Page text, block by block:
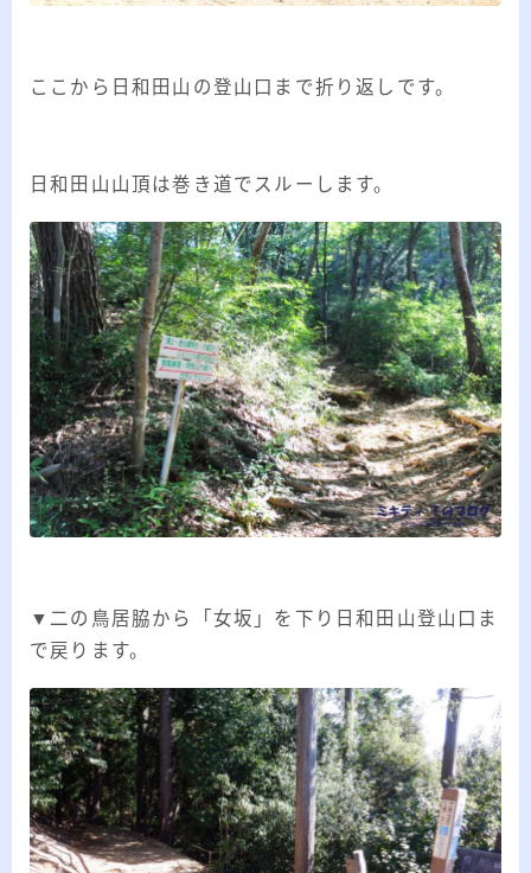
ここから日和田山の登山口まで折り返しです。
日和田山山頂は巻き道でスルーします。
▼二の鳥居脇から「女坂」を下り日和田山登山口ま
で戻ります。